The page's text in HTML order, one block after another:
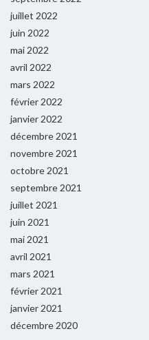
juillet 2022
juin 2022
mai 2022
avril 2022
mars 2022
février 2022
janvier 2022
décembre 2021
novembre 2021
octobre 2021
septembre 2021
juillet 2021
juin 2021
mai 2021
avril 2021
mars 2021
février 2021
janvier 2021
décembre 2020